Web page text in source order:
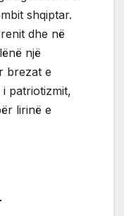
shqiptar.
dhe në
një
brezat e
patriotizmit,
lirinë e